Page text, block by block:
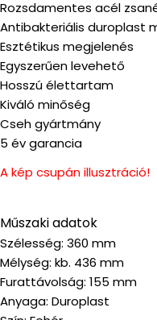
Rozsdamentes acél
Antibakteriális duroplast
Esztétikus megjelenés
Egyszerűen levehető
Hosszú élettartam
Kiváló minőség
Cseh gyártmány
5 év garancia
A kép csupán illusztráció!
Műszaki adatok
Szélesség: 360 mm
Mélység: kb. 436 mm
Furattávolság: 155 mm
Anyaga: Duroplast